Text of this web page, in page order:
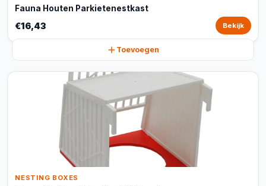
Fauna Houten Parkietenestkast
€16,43 Bekijk
Toevoegen
NESTING BOXES